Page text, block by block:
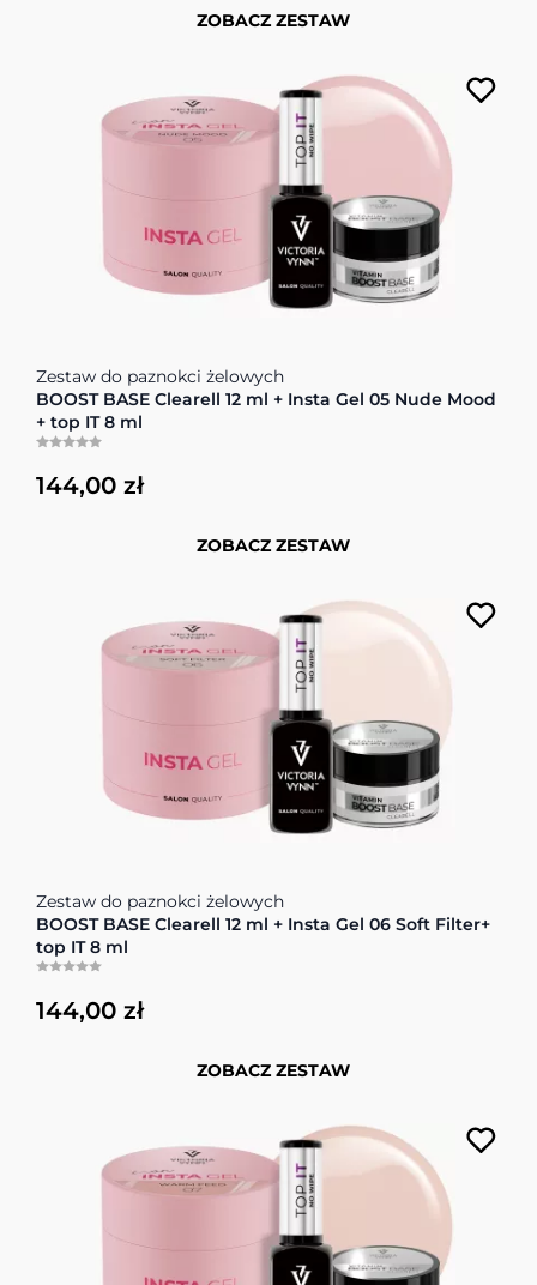
ZOBACZ ZESTAW
Zestaw do paznokci żelowych
BOOST BASE Clearell 12 ml + Insta Gel 05 Nude Mood
+ top IT 8 ml
Cena zależy od opcji wybranych na stronie produktu
144,00 zł
ZOBACZ ZESTAW
Zestaw do paznokci żelowych
BOOST BASE Clearell 12 ml + Insta Gel 06 Soft Filter+
top IT 8 ml
Cena zależy od opcji wybranych na stronie produktu
144,00 zł
ZOBACZ ZESTAW